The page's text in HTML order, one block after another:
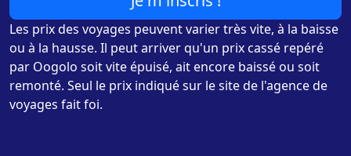
Les prix des voyages peuvent varier très vite, à la baisse
ou à la hausse. Il peut arriver qu'un prix cassé repéré
par Oogolo soit vite épuisé, ait encore baissé ou soit
remonté. Seul le prix indiqué sur le site de l'agence de
voyages fait foi.